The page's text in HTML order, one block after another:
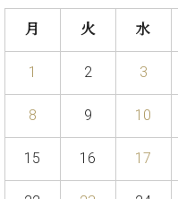
ン
ッ
タ
ヒ
ス・
イ
ベ
ン
報
リ
う
店
ヒ
シ
タ
ジ
パ
月 火 水
1 2 3
8 9 10
15 16 17